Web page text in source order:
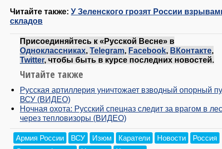
Читайте также: У Зеленского грозят России
складов
Присоединяйтесь к «Русской Весне» в
Одноклассниках Telegram Facebook ВКонтакте
Twitter, чтобы быть в курсе последних новостей.
Читайте также
Русская артиллерия уничтожает взводный опорный
ВСУ (ВИДЕО)
Ночная охота: Русский спецназ следит за врагом в
через тепловизоры (ВИДЕО)
Армия России ВСУ Изюм Каратели Новости
Россия